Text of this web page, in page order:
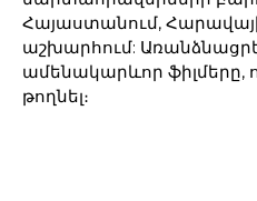
Հայաստանում,
աշխարհում:
ամենակարևոր ֆիլմերը,
թողնել։